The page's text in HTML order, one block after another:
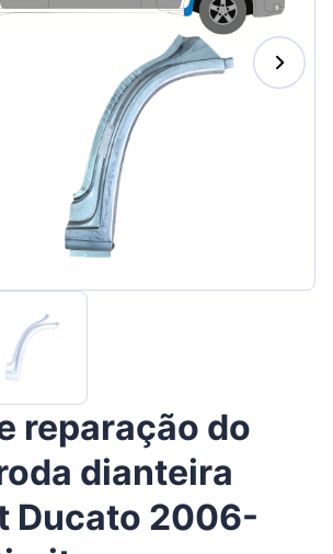
Suomen
Lietuvių
Hrvatski
Slovenian
Latvian
Slovenčina
reparação do
dianteira
Ducato 2006-